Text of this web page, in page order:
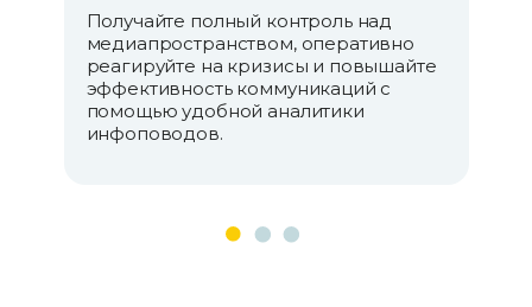
Получайте полный контроль над
медиапространством, оперативно
реагируйте на кризисы и повышайте
эффективность коммуникаций с
помощью удобной аналитики
инфоповодов.
Получайте регулярные мониторинги
по инфоповодам и мгновенно
реагируйте на резонансные ситуации
в соцмедиа.
Получайте точные данные о
медиавидимости бренда,
анализируйте рыночные тренды и
принимайте обоснованные решения
на основе объективной аналитики.